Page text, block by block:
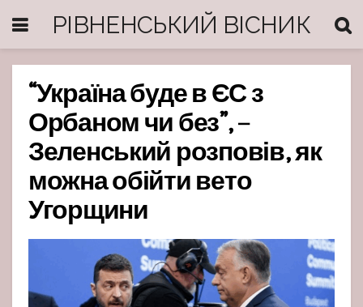
РІВНЕНСЬКИЙ ВІСНИК
“Україна буде в ЄС з
Орбаном чи без”, –
Зеленський розповів, як
можна обійти вето
Угорщини